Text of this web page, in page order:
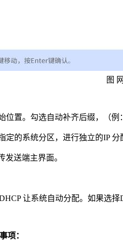
图
位置。勾选自动补齐后缀，（例
定的系统分区，进行独立的IP 分
发送端主界面。
让系统自动分配。如果选择
项：